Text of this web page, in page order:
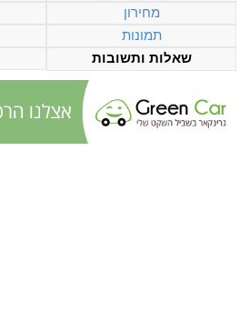
מחירון
תמונות
שאלות ותשובות